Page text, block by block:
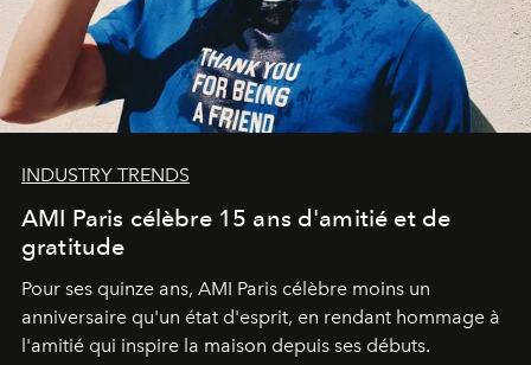
INDUSTRY TRENDS
AMI Paris célèbre 15 ans d'amitié et de
gratitude
Pour ses quinze ans, AMI Paris célèbre moins un
anniversaire qu'un état d'esprit, en rendant hommage à
l'amitié qui inspire la maison depuis ses débuts.